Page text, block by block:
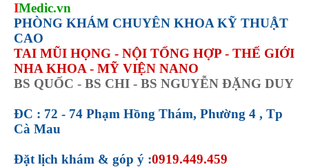
IMedic.vn
PHÒNG KHÁM CHUYÊN KHOA KỸ THUẬT
CAO
TAI MŨI HỌNG - NỘI TỔNG HỢP - THẾ GIỚI
NHA KHOA - MỸ VIỆN NANO
BS QUỐC - BS CHI - BS NGUYỄN ĐẶNG DUY
ĐC : 72 - 74 Phạm Hồng Thám, Phường 4 , Tp
Cà Mau
Đặt lịch khám & góp ý :0919.449.459